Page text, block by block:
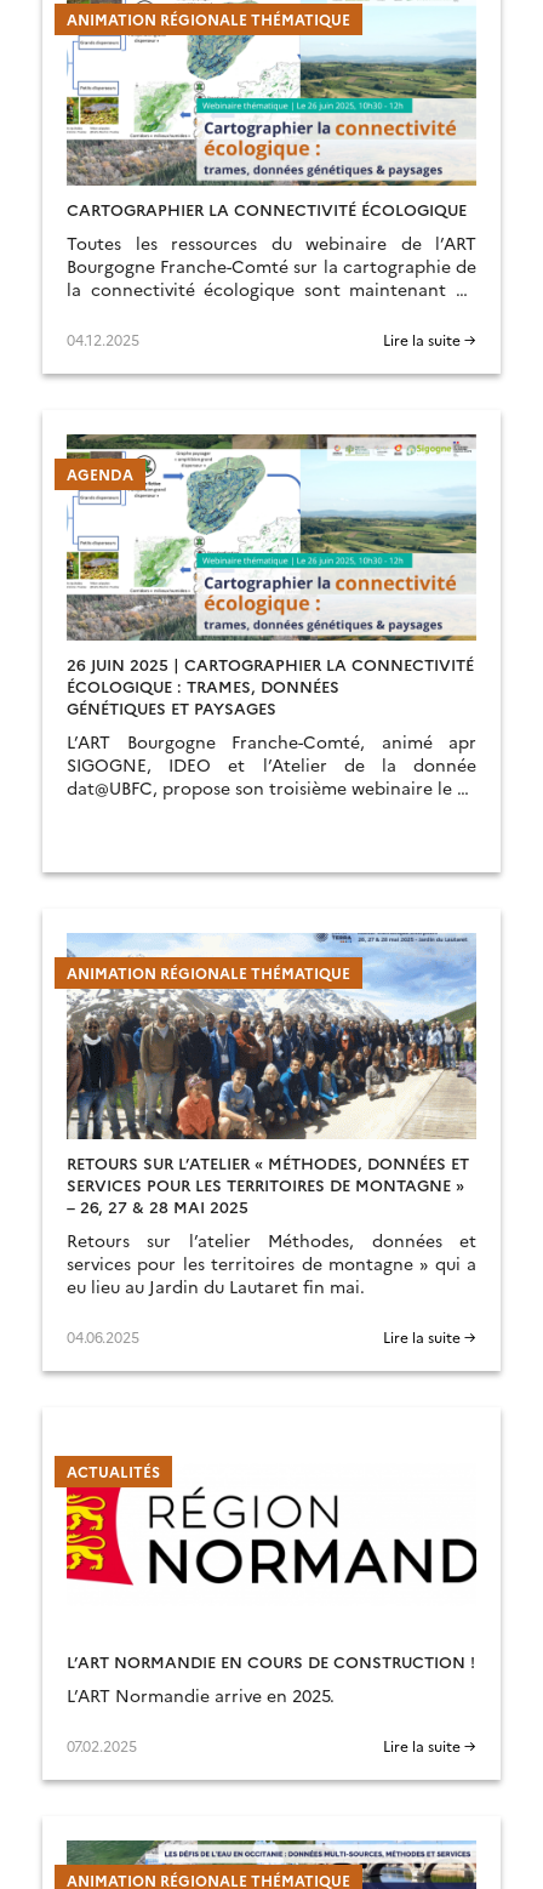
ANIMATION RÉGIONALE THÉMATIQUE
CARTOGRAPHIER LA CONNECTIVITÉ ÉCOLOGIQUE
Toutes les ressources du webinaire de l’ART
Bourgogne Franche-Comté sur la cartographie de
la connectivité écologique sont maintenant en
04.12.2025 Lire la suite →
AGENDA
26 JUIN 2025 | CARTOGRAPHIER LA CONNECTIVITÉ
ÉCOLOGIQUE : TRAMES, DONNÉES
GÉNÉTIQUES ET PAYSAGES
L’ART Bourgogne Franche-Comté, animé apr
SIGOGNE, IDEO et l’Atelier de la donnée
dat@UBFC, propose son troisième webinaire le 26
ANIMATION RÉGIONALE THÉMATIQUE
RETOURS SUR L’ATELIER « MÉTHODES, DONNÉES ET
SERVICES POUR LES TERRITOIRES DE MONTAGNE »
– 26, 27 & 28 MAI 2025
Retours sur l’atelier Méthodes, données et
services pour les territoires de montagne » qui a
eu lieu au Jardin du Lautaret fin mai.
04.06.2025 Lire la suite →
ACTUALITÉS
L’ART NORMANDIE EN COURS DE CONSTRUCTION !
L’ART Normandie arrive en 2025.
07.02.2025 Lire la suite →
ANIMATION RÉGIONALE THÉMATIQUE